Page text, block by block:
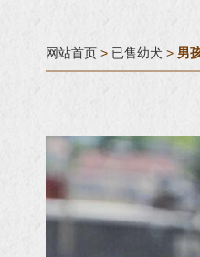
网站首页 > 已售幼犬 > 男